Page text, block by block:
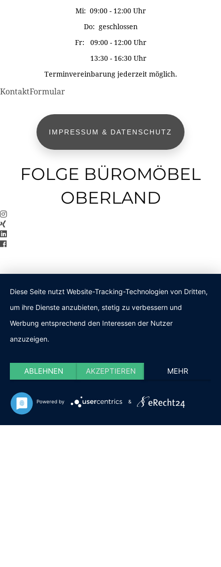
Mi: 09:00 - 12:00 Uhr
Do: geschlossen
Fr: 09:00 - 12:00 Uhr
13:30 - 16:30 Uhr
Terminvereinbarung jederzeit möglich.
KontaktFormular
IMPRESSUM & DATENSCHUTZ
FOLGE BÜROMÖBEL
OBERLAND
Diese Seite nutzt Website-Tracking-Technologien von Dritten,
um ihre Dienste anzubieten, stetig zu verbessern und
Werbung entsprechend den Interessen der Nutzer
anzuzeigen.
ABLEHNEN AKZEPTIEREN MEHR
Powered by &